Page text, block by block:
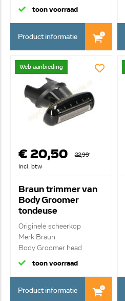
epileerkop...
toon voorraad
Product informatie
Web aanbieding
€ 20,50
22,99
Incl. btw
Braun trimmer van
Body Groomer
tondeuse
81634460
Originele scheerkop
Merk Braun
Body Groomer head
toon voorraad
Product informatie